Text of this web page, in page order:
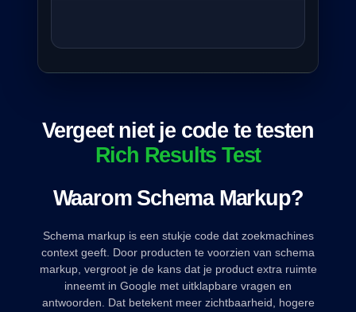
Vergeet niet je code te testen
Rich Results Test
Waarom Schema Markup?
Schema markup is een stukje code dat zoekmachines
context geeft. Door producten te voorzien van schema
markup, vergroot je de kans dat je product extra ruimte
inneemt in Google met uitklapbare vragen en
antwoorden. Dat betekent meer zichtbaarheid, hogere